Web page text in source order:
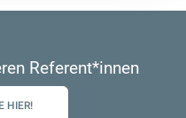
Referent*innen
HIER!